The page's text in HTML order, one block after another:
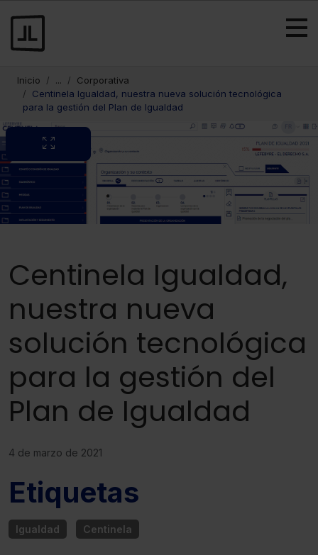
Inicio ...
Corporativa
Centinela Igualdad, nuestra nueva solución tecnológica
para la gestión del Plan de Igualdad
Centinela Igualdad,
nuestra nueva
solución tecnológica
para la gestión del
Plan de Igualdad
4 de marzo de 2021
Etiquetas
Igualdad Centinela